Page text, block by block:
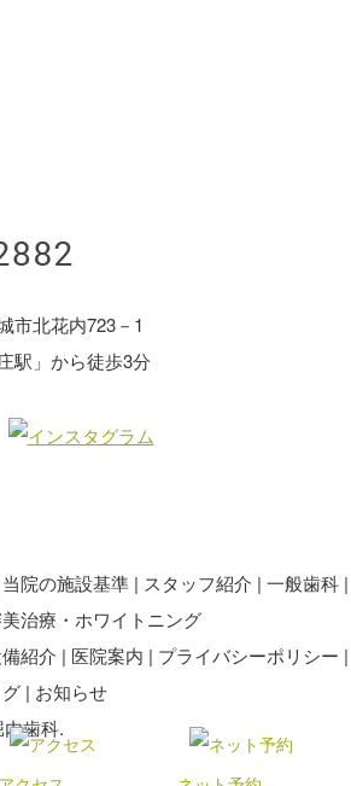
市北花内723－1
駅」から徒歩3分
当院の施設基準 スタッフ紹介
一般歯科
治療・ホワイトニング
紹介 医院案内
プライバシーポリシー
お知らせ
歯科.